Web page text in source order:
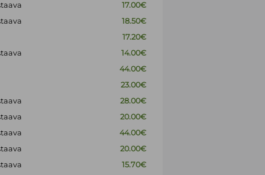
17.00€
18.50€
17.20€
14.00€
44.00€
23.00€
28.00€
20.00€
44.00€
20.00€
15.70€